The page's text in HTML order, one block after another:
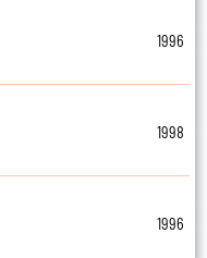
1996
1998
1996